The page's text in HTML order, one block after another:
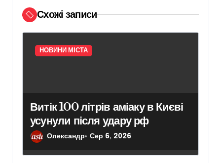
с
і
в
Схожі записи
НОВИНИ МІСТА
Витік 100 літрів аміаку в Києві
усунули після удару рф
Олександр Сер 6, 2026